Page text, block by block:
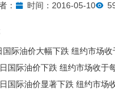
： 时间：2016-05-10
国际油价下跌 纽约市场收于